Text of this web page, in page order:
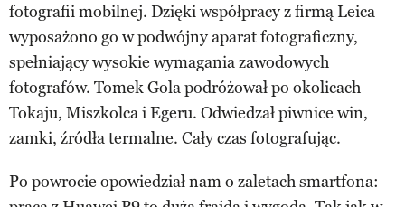
fotografii mobilnej. Dzięki współpracy z firmą Leica
wyposażono go w podwójny aparat fotograficzny,
spełniający wysokie wymagania zawodowych
fotografów. Tomek Gola podróżował po okolicach
Tokaju, Miszkolca i Egeru. Odwiedzał piwnice win,
zamki, źródła termalne. Cały czas fotografując.
Po powrocie opowiedział nam o zaletach smartfona: